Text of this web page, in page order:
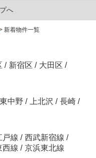
へ
新着物件一覧
/ 新宿区 / 大田区 /
東中野 / 上北沢 / 長崎 /
戸線 / 西武新宿線 /
西線 / 京浜東北線